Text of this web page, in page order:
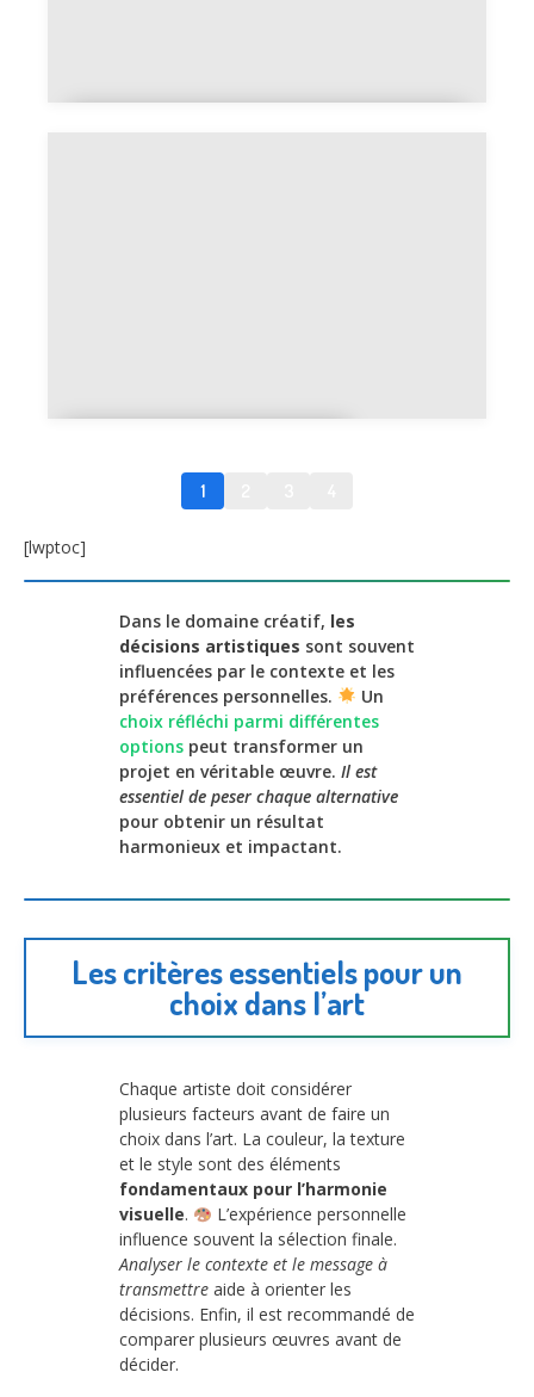
artistique 1
[lwptoc]
Dans le domaine créatif, les
décisions artistiques sont souvent
influencées par le contexte et les
préférences personnelles.
Un
choix réfléchi parmi différentes
options peut transformer un
projet en véritable œuvre. Il est
essentiel de peser chaque alternative
pour obtenir un résultat
harmonieux et impactant.
Les critères essentiels pour un
choix dans l’art
Chaque artiste doit considérer
plusieurs facteurs avant de faire un
choix dans l’art. La couleur, la texture
et le style sont des éléments
fondamentaux pour l’harmonie
visuelle.
L’expérience personnelle
influence souvent la sélection finale.
Analyser le contexte et le message à
transmettre aide à orienter les
décisions. Enfin, il est recommandé de
comparer plusieurs œuvres avant de
décider.